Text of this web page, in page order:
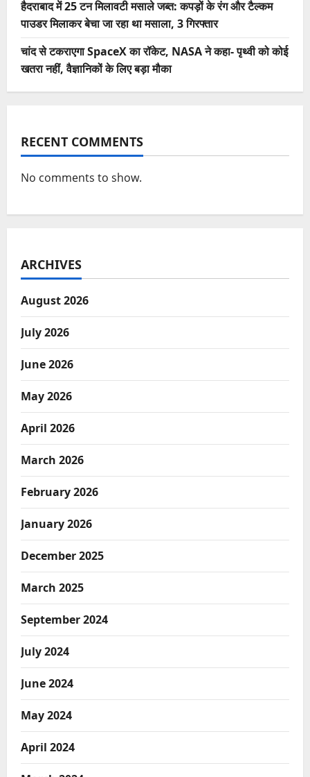
हैदराबाद में 25 टन मिलावटी मसाले जब्त: कपड़ों के रंग और टैल्कम
पाउडर मिलाकर बेचा जा रहा था मसाला, 3 गिरफ्तार
चांद से टकराएगा SpaceX का रॉकेट, NASA ने कहा- पृथ्वी को कोई
खतरा नहीं, वैज्ञानिकों के लिए बड़ा मौका
RECENT COMMENTS
No comments to show.
ARCHIVES
August 2026
July 2026
June 2026
May 2026
April 2026
March 2026
February 2026
January 2026
December 2025
March 2025
September 2024
July 2024
June 2024
May 2024
April 2024